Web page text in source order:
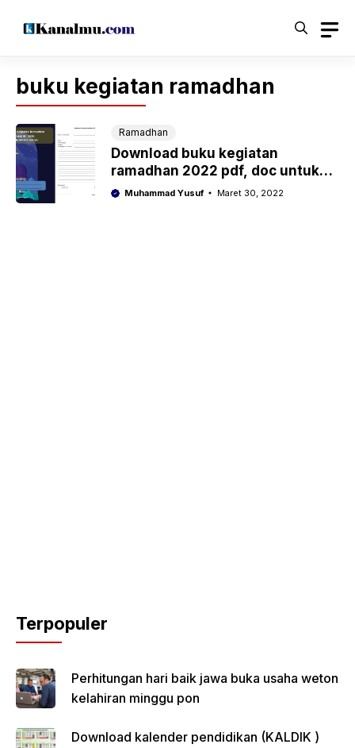
buku kegiatan ramadhan
Ramadhan
Download buku kegiatan
ramadhan 2022 pdf, doc untuk
sd, smp, sma
Muhammad Yusuf Maret 30, 2022
Terpopuler
Perhitungan hari baik jawa buka usaha weton
kelahiran minggu pon
Download kalender pendidikan (KALDIK )